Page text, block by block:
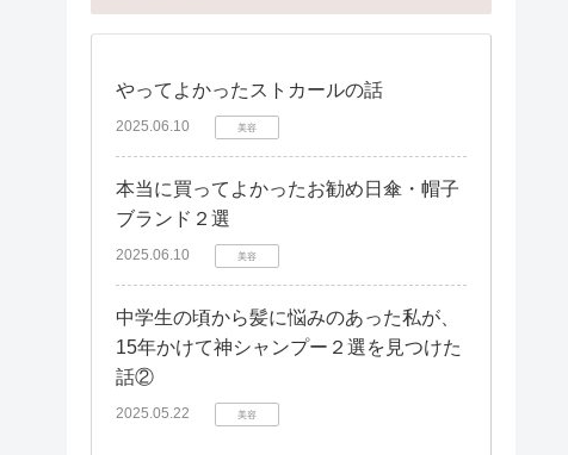
やってよかったストカールの話
2025.06.10 美容
本当に買ってよかったお勧め日傘・帽子
ブランド２選
2025.06.10 美容
中学生の頃から髪に悩みのあった私が、
15年かけて神シャンプー２選を見つけた
話②
2025.05.22 美容